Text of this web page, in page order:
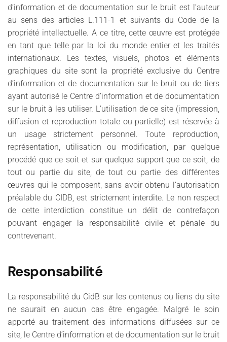
d’information et de documentation sur le bruit est l’auteur
au sens des articles L.111-1 et suivants du Code de la
propriété intellectuelle. A ce titre, cette œuvre est protégée
en tant que telle par la loi du monde entier et les traités
internationaux. Les textes, visuels, photos et éléments
graphiques du site sont la propriété exclusive du Centre
d’information et de documentation sur le bruit ou de tiers
ayant autorisé le Centre d’information et de documentation
sur le bruit à les utiliser. L’utilisation de ce site (impression,
diffusion et reproduction totale ou partielle) est réservée à
un usage strictement personnel. Toute reproduction,
représentation, utilisation ou modification, par quelque
procédé que ce soit et sur quelque support que ce soit, de
tout ou partie du site, de tout ou partie des différentes
œuvres qui le composent, sans avoir obtenu l’autorisation
préalable du CIDB, est strictement interdite. Le non respect
de cette interdiction constitue un délit de contrefaçon
pouvant engager la responsabilité civile et pénale du
contrevenant.
Responsabilité
La responsabilité du CidB sur les contenus ou liens du site
ne saurait en aucun cas être engagée. Malgré le soin
apporté au traitement des informations diffusées sur ce
site, le Centre d’information et de documentation sur le bruit